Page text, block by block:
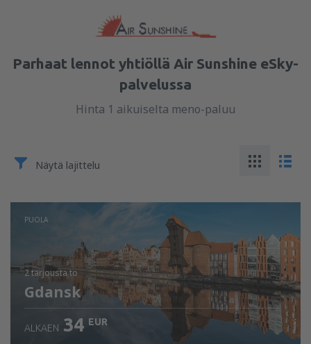
Parhaat lennot yhtiöllä Air Sunshine eSky-
palvelussa
Hinta 1 aikuiselta meno-paluu
Näytä lajittelu
PUOLA
2 tarjousta to
Gdansk
ALKAEN 34 EUR